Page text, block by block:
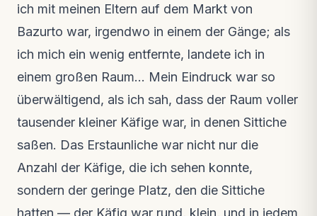
ich mit meinen Eltern auf dem Markt von
Bazurto war, irgendwo in einem der Gänge; als
ich mich ein wenig entfernte, landete ich in
einem großen Raum… Mein Eindruck war so
überwältigend, als ich sah, dass der Raum voller
tausender kleiner Käfige war, in denen Sittiche
saßen. Das Erstaunliche war nicht nur die
Anzahl der Käfige, die ich sehen konnte,
sondern der geringe Platz, den die Sittiche
hatten — der Käfig war rund, klein, und in jedem